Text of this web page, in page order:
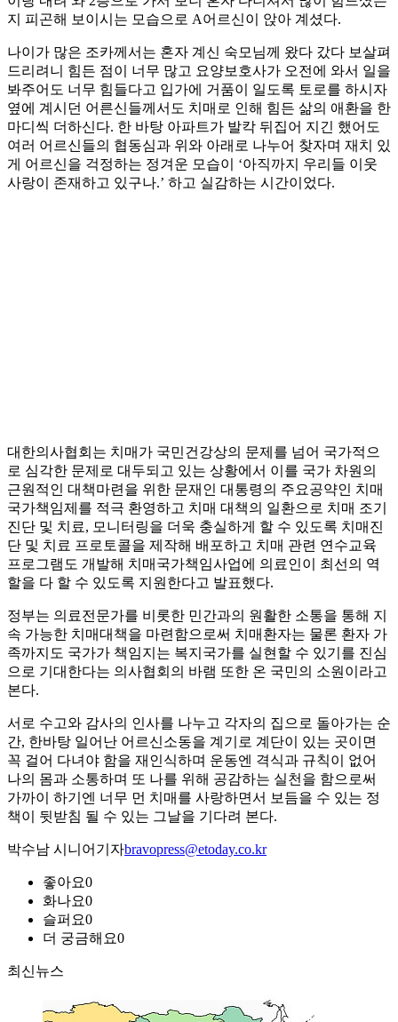
지 피곤해 보이시는 모습으로 A어르신이 앉아 계셨다.
나이가 많은 조카께서는 혼자 계신 숙모님께 왔다 갔다 보살펴
드리려니 힘든 점이 너무 많고 요양보호사가 오전에 와서 일을
봐주어도 너무 힘들다고 입가에 거품이 일도록 토로를 하시자
옆에 계시던 어른신들께서도 치매로 인해 힘든 삶의 애환을 한
마디씩 더하신다. 한 바탕 아파트가 발칵 뒤집어 지긴 했어도
여러 어르신들의 협동심과 위와 아래로 나누어 찾자며 재치 있
게 어르신을 걱정하는 정겨운 모습이 ‘아직까지 우리들 이웃
사랑이 존재하고 있구나.’ 하고 실감하는 시간이었다.
대한의사협회는 치매가 국민건강상의 문제를 넘어 국가적으
로 심각한 문제로 대두되고 있는 상황에서 이를 국가 차원의
근원적인 대책마련을 위한 문재인 대통령의 주요공약인 치매
국가책임제를 적극 환영하고 치매 대책의 일환으로 치매 조기
진단 및 치료, 모니터링을 더욱 충실하게 할 수 있도록 치매진
단 및 치료 프로토콜을 제작해 배포하고 치매 관련 연수교육
프로그램도 개발해 치매국가책임사업에 의료인이 최선의 역
할을 다 할 수 있도록 지원한다고 발표했다.
정부는 의료전문가를 비롯한 민간과의 원활한 소통을 통해 지
속 가능한 치매대책을 마련함으로써 치매환자는 물론 환자 가
족까지도 국가가 책임지는 복지국가를 실현할 수 있기를 진심
으로 기대한다는 의사협회의 바램 또한 온 국민의 소원이라고
본다.
서로 수고와 감사의 인사를 나누고 각자의 집으로 돌아가는 순
간, 한바탕 일어난 어르신소동을 계기로 계단이 있는 곳이면
꼭 걸어 다녀야 함을 재인식하며 운동엔 격식과 규칙이 없어
나의 몸과 소통하며 또 나를 위해 공감하는 실천을 함으로써
가까이 하기엔 너무 먼 치매를 사랑하면서 보듬을 수 있는 정
책이 뒷받침 될 수 있는 그날을 기다려 본다.
박수남 시니어기자bravopress@etoday.co.kr
좋아요0
화나요0
슬퍼요0
더 궁금해요0
최신뉴스